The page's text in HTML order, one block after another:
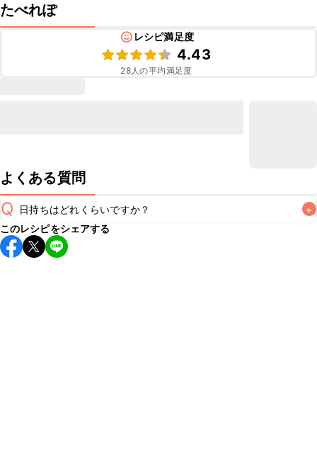
たべれぽ
レシピ満足度
4.43
28人の平均満足度
よくある質問
Q 日持ちはどれくらいですか？ +
保存期間は冷蔵で当日中が目安です。なるべくお早めにお召
し上がりください。
このレシピをシェアする